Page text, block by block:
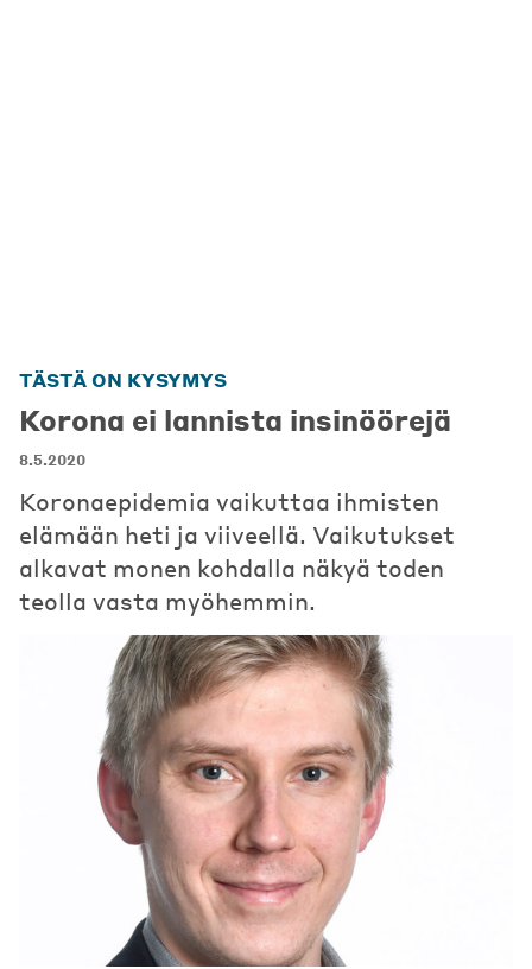
TÄSTÄ ON KYSYMYS
Korona ei lannista insinöörejä
8.5.2020
Koronaepidemia vaikuttaa ihmisten
elämään heti ja viiveellä. Vaikutukset
alkavat monen kohdalla näkyä toden
teolla vasta myöhemmin.